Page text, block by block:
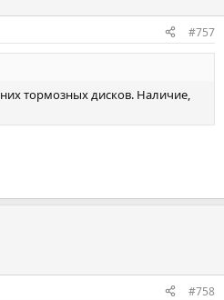
#757
тормозных дисков. Наличие,
#758